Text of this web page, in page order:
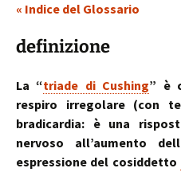
« Indice del Glossario
definizione
La “triade di Cushing” è
respiro irregolare (con
bradicardia: è una
nervoso all’aumento
espressione del cosiddetto